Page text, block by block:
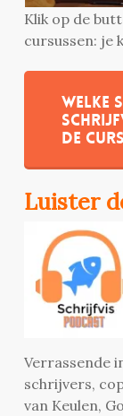
Klik op de
cursussen: je
Welke
de
Luister
Verrassende
schrijvers,
van Keulen,